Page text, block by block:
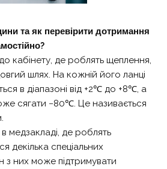
та як перевірити дотримання
кабінету, де роблять щеплення,
шлях. На кожній його ланці
в діапазоні від +2℃ до +8℃, а
сягати −80℃. Це називається
медзакладі, де роблять
декілька спеціальних
з них може підтримувати